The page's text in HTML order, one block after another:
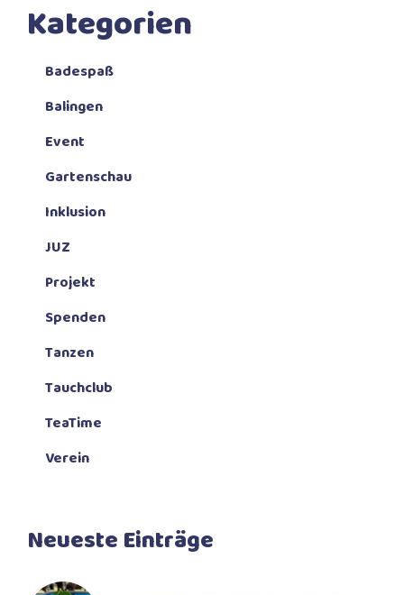
Kategorien
Badespaß
Balingen
Event
Gartenschau
Inklusion
JUZ
Projekt
Spenden
Tanzen
Tauchclub
TeaTime
Verein
Neueste Einträge